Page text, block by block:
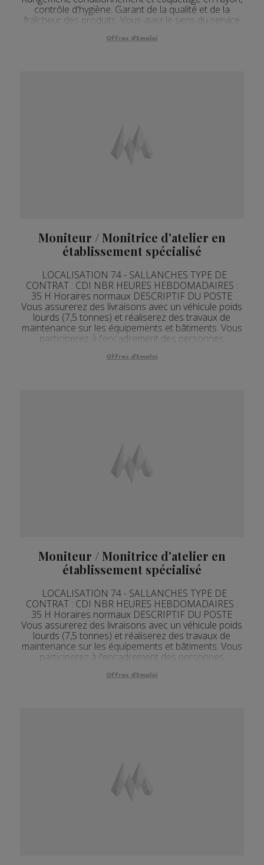
contrôle d'hygiène. Garant de la qualité et de la
fraîcheur des produits. Vous avez le sens du service
U...
Offres d'Emploi
Moniteur / Monitrice d'atelier en
établissement spécialisé
LOCALISATION 74 - SALLANCHES TYPE DE
CONTRAT : CDI NBR HEURES HEBDOMADAIRES :
35 H Horaires normaux DESCRIPTIF DU POSTE
Vous assurerez des livraisons avec un véhicule poids
lourds (7,5 tonnes) et réaliserez des travaux de
maintenance sur les équipements et bâtiments. Vous
participerez à l'encadrement des personnes
insertion professionnelle. ...
Offres d'Emploi
Moniteur / Monitrice d'atelier en
établissement spécialisé
LOCALISATION 74 - SALLANCHES TYPE DE
CONTRAT : CDI NBR HEURES HEBDOMADAIRES :
35 H Horaires normaux DESCRIPTIF DU POSTE
Vous assurerez des livraisons avec un véhicule poids
lourds (7,5 tonnes) et réaliserez des travaux de
maintenance sur les équipements et bâtiments. Vous
participerez à l'encadrement des personnes
insertion professionnelle. ...
Offres d'Emploi